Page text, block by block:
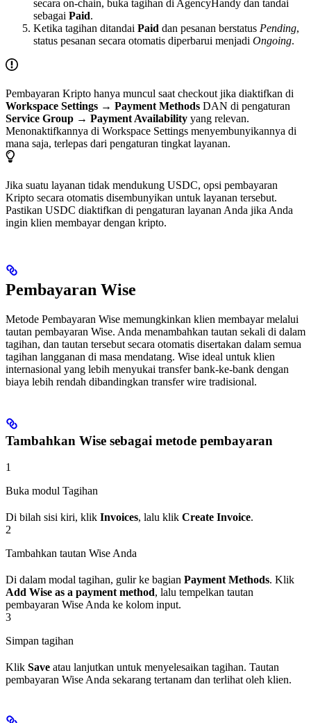
secara on-chain, buka tagihan di AgencyHandy dan tandai
sebagai Paid.
Ketika tagihan ditandai Paid dan pesanan berstatus Pending,
status pesanan secara otomatis diperbarui menjadi Ongoing.
Pembayaran Kripto hanya muncul saat checkout jika diaktifkan di
Workspace Settings → Payment Methods DAN di pengaturan
Service Group → Payment Availability yang relevan.
Menonaktifkannya di Workspace Settings menyembunyikannya di
mana saja, terlepas dari pengaturan tingkat layanan.
Jika suatu layanan tidak mendukung USDC, opsi pembayaran
Kripto secara otomatis disembunyikan untuk layanan tersebut.
Pastikan USDC diaktifkan di pengaturan layanan Anda jika Anda
ingin klien membayar dengan kripto.
Pembayaran Wise
Metode Pembayaran Wise memungkinkan klien membayar melalui
tautan pembayaran Wise. Anda menambahkan tautan sekali di dalam
tagihan, dan tautan tersebut secara otomatis disertakan dalam semua
tagihan langganan di masa mendatang. Wise ideal untuk klien
internasional yang lebih menyukai transfer bank-ke-bank dengan
biaya lebih rendah dibandingkan transfer wire tradisional.
Tambahkan Wise sebagai metode pembayaran
1
Buka modul Tagihan
Di bilah sisi kiri, klik Invoices, lalu klik Create Invoice.
2
Tambahkan tautan Wise Anda
Di dalam modal tagihan, gulir ke bagian Payment Methods. Klik
Add Wise as a payment method, lalu tempelkan tautan
pembayaran Wise Anda ke kolom input.
3
Simpan tagihan
Klik Save atau lanjutkan untuk menyelesaikan tagihan. Tautan
pembayaran Wise Anda sekarang tertanam dan terlihat oleh klien.